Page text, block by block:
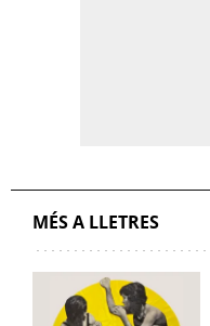
MÉS A LLETRES